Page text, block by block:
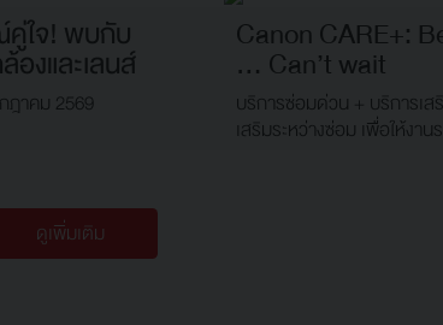
คู่ใจ! พบกับ
องและเลนส์
ฎาคม 2569
Canon CARE+:
… Can’t wait
บริการซ่อมด่วน + บริการเส
เสริมระหว่างซ่อม เพื่อให้งา
ดูเพิ่มเติม